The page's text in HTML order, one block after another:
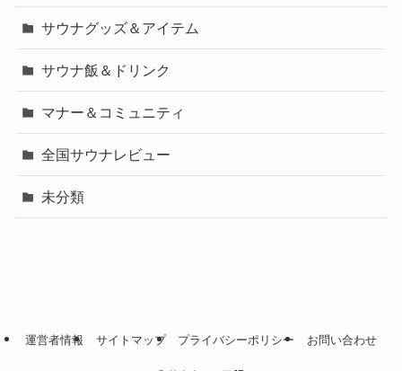
サウナグッズ＆アイテム
サウナ飯＆ドリンク
マナー＆コミュニティ
全国サウナレビュー
未分類
運営者情報 サイトマップ プライバシーポリシー お問い合わせ